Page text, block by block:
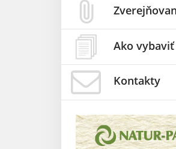
Ako vybaviť
Kontakty